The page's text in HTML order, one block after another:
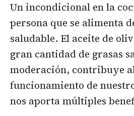
Un incondicional en la
persona que se alimenta
saludable. El aceite de
gran cantidad de grasas
moderación, contribuye
funcionamiento de
nos aporta múltiples